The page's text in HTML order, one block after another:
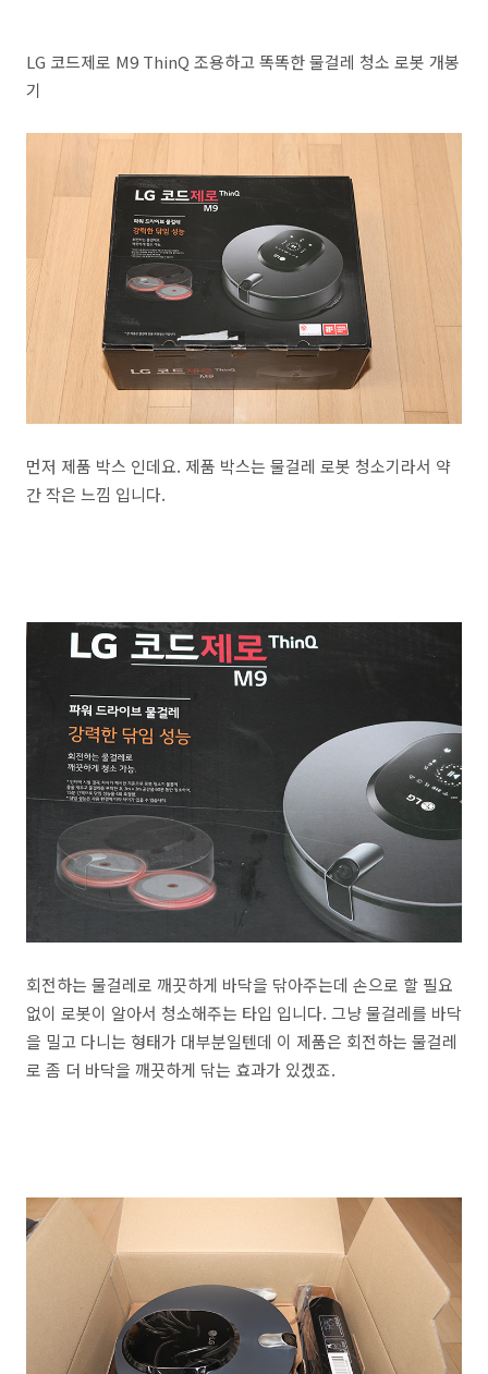
LG 코드제로 M9 ThinQ 조용하고 똑똑한 물걸레 청소 로봇 개봉
기
먼저 제품 박스 인데요. 제품 박스는 물걸레 로봇 청소기라서 약
간 작은 느낌 입니다.
회전하는 물걸레로 깨끗하게 바닥을 닦아주는데 손으로 할 필요
없이 로봇이 알아서 청소해주는 타입 입니다. 그냥 물걸레를 바닥
을 밀고 다니는 형태가 대부분일텐데 이 제품은 회전하는 물걸레
로 좀 더 바닥을 깨끗하게 닦는 효과가 있겠죠.